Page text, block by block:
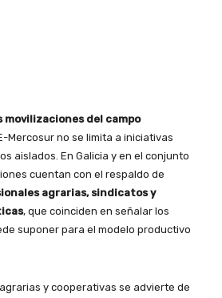
movilizaciones del campo
Mercosur no se limita a iniciativas
aislados. En Galicia y en el conjunto
cuentan con el respaldo de
agrarias, sindicatos y
, que coinciden en señalar los
suponer para el modelo productivo
y cooperativas se advierte de